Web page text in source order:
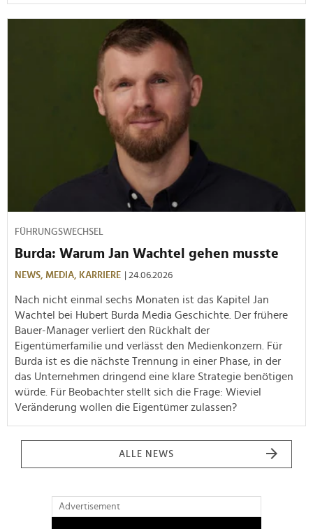
FÜHRUNGSWECHSEL
Burda: Warum Jan Wachtel gehen musste
NEWS, MEDIA, KARRIERE | 24.06.2026
Nach nicht einmal sechs Monaten ist das Kapitel Jan
Wachtel bei Hubert Burda Media Geschichte. Der frühere
Bauer-Manager verliert den Rückhalt der
Eigentümerfamilie und verlässt den Medienkonzern. Für
Burda ist es die nächste Trennung in einer Phase, in der
das Unternehmen dringend eine klare Strategie benötigen
würde. Für Beobachter stellt sich die Frage: Wieviel
Veränderung wollen die Eigentümer zulassen?
ALLE NEWS
Advertisement